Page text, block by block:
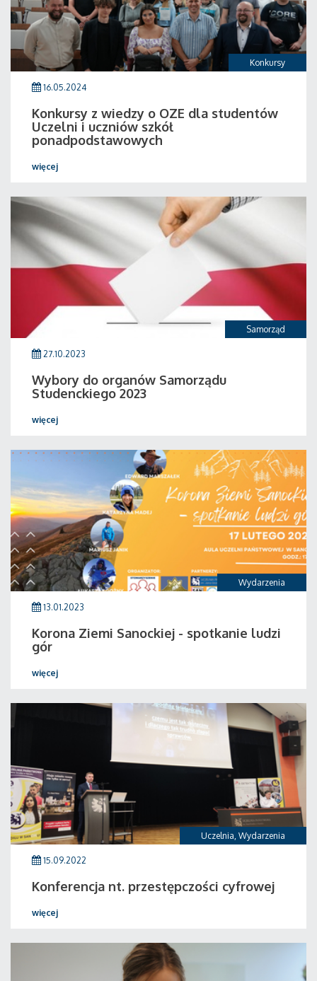
Konkursy
16.05.2024
Konkursy z wiedzy o OZE dla studentów
Uczelni i uczniów szkół
ponadpodstawowych
więcej
Samorząd
27.10.2023
Wybory do organów Samorządu
Studenckiego 2023
więcej
Wydarzenia
13.01.2023
Korona Ziemi Sanockiej - spotkanie ludzi
gór
więcej
Uczelnia, Wydarzenia
15.09.2022
Konferencja nt. przestępczości cyfrowej
więcej